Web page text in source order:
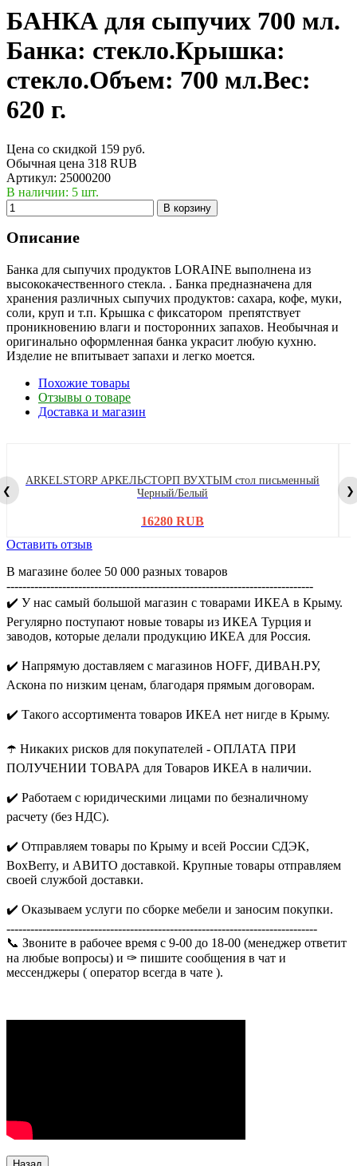
БАНКА для сыпучих 700 мл.
Банка: стекло.Крышка:
стекло.Объем: 700 мл.Вес:
620 г.
Цена со скидкой 159 руб.
Обычная цена 318 RUB
Артикул: 25000200
В наличии: 5 шт.
В корзину
Описание
Банка для сыпучих продуктов LORAINE выполнена из
высококачественного стекла. . Банка предназначена для
хранения различных сыпучих продуктов: сахара, кофе, муки,
соли, круп и т.п. Крышка с фиксатором препятствует
проникновению влаги и посторонних запахов. Необычная и
оригинально оформленная банка украсит любую кухню.
Изделие не впитывает запахи и легко моется.
Похожие товары
Отзывы о товаре
Доставка и магазин
❮
ARKELSTORP АРКЕЛЬСТОРП ВУХТЫМ стол письменный
Черный/Белый
16280 RUB
❯
Оставить отзыв
В магазине более 50 000 разных товаров
-----------------------------------------------------------------------------
✔️ У нас самый большой магазин с товарами ИКЕА в Крыму.
Регулярно поступают новые товары из ИКЕА Турция и
заводов, которые делали продукцию ИКЕА для Россия.
✔️ Напрямую доставляем с магазинов HOFF, ДИВАН.РУ,
Аскона по низким ценам, благодаря прямым договорам.
✔️ Такого ассортимента товаров ИКЕА нет нигде в Крыму.
☂️ Никаких рисков для покупателей - ОПЛАТА ПРИ
ПОЛУЧЕНИИ ТОВАРА для Товаров ИКЕА в наличии.
✔️ Работаем с юридическими лицами по безналичному
расчету (без НДС).
✔️ Отправляем товары по Крыму и всей России СДЭК,
BoxBerry, и АВИТО доставкой. Крупные товары отправляем
своей службой доставки.
✔️ Оказываем услуги по сборке мебели и заносим покупки.
------------------------------------------------------------------------------
📞 Звоните в рабочее время с 9-00 до 18-00 (менеджер ответит
на любые вопросы) и ✑ пишите сообщения в чат и
мессенджеры ( оператор всегда в чате ).